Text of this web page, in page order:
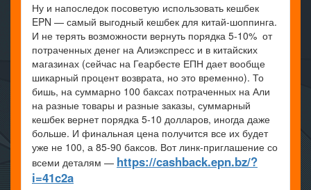
Ну и напоследок посоветую использовать кешбек
EPN — самый выгодный кешбек для китай-шоппинга.
И не терять возможности вернуть порядка 5-10% от
потраченных денег на Алиэкспресс и в китайских
магазинах (сейчас на Геарбесте ЕПН дает вообще
шикарный процент возврата, но это временно). То
бишь, на суммарно 100 баксах потраченных на Али
на разные товары и разные заказы, суммарный
кешбек вернет порядка 5-10 долларов, иногда даже
больше. И финальная цена получится все их будет
уже не 100, а 85-90 баксов. Вот линк-приглашение со
всеми деталям — https://cashback.epn.bz/?
i=41c2a